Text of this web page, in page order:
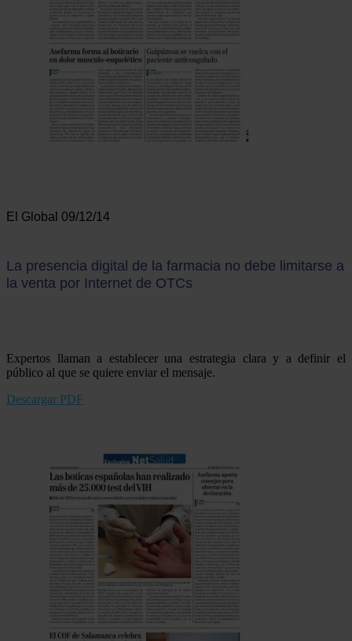
El Global 09/12/14
La presencia digital de la farmacia no debe limitarse a
la venta por Internet de OTCs
Expertos llaman a establecer una estrategia clara y a definir el
público al que se quiere enviar el mensaje.
Descargar PDF